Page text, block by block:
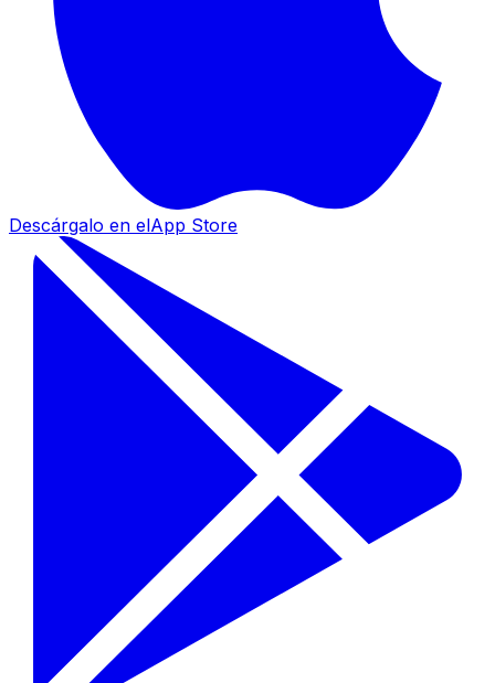
Descárgalo en elApp Store